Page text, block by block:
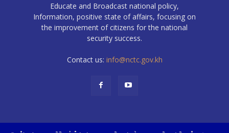
Educate and Broadcast national policy,
Information, positive state of affairs, focusing on
the improvement of citizens for the national
security success.
Contact us: info@nctc.gov.kh